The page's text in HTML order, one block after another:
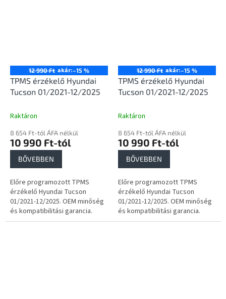
12 990 Ft akár:–15 %
TPMS érzékelő Hyundai
Tucson 01/2021-12/2025
Raktáron
8 654 Ft-tól ÁFA nélkül
10 990 Ft-tól
BŐVEBBEN
Előre programozott TPMS
érzékelő Hyundai Tucson
01/2021-12/2025. OEM minőség
és kompatibilitási garancia.
12 990 Ft akár:–15 %
TPMS érzékelő Hyundai
Tucson 01/2021-12/2025
Raktáron
8 654 Ft-tól ÁFA nélkül
10 990 Ft-tól
BŐVEBBEN
Előre programozott TPMS
érzékelő Hyundai Tucson
01/2021-12/2025. OEM minőség
és kompatibilitási garancia.